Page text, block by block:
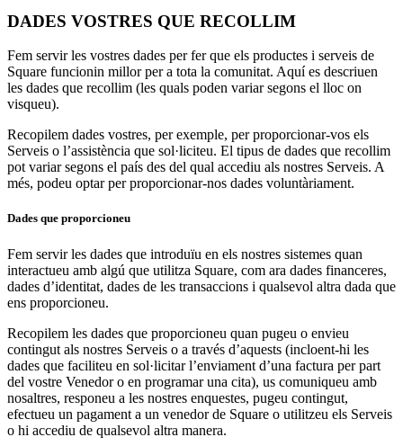
Opinions d'altres negocis
Registre de funcions
Full de ruta
Centre d'ajuda
Comunitat Square
Quant a Square
Descobrir
Cafeteries
Fleca
Restaurants
Bars i cerveseries
Descobrir
Vista general
DADES VOSTRES QUE RECOLLIM
Fem servir les vostres dades per fer que els productes i serveis de
Square funcionin millor per a tota la comunitat. Aquí es descriuen
les dades que recollim (les quals poden variar segons el lloc on
visqueu).
Recopilem dades vostres, per exemple, per proporcionar-vos els
Serveis o l’assistència que sol·liciteu. El tipus de dades que recollim
pot variar segons el país des del qual accediu als nostres Serveis. A
més, podeu optar per proporcionar-nos dades voluntàriament.
Dades que proporcioneu
Fem servir les dades que introduïu en els nostres sistemes quan
interactueu amb algú que utilitza Square, com ara dades financeres,
dades d’identitat, dades de les transaccions i qualsevol altra dada que
ens proporcioneu.
Recopilem les dades que proporcioneu quan pugeu o envieu
contingut als nostres Serveis o a través d’aquests (incloent-hi les
dades que faciliteu en sol·licitar l’enviament d’una factura per part
del vostre Venedor o en programar una cita), us comuniqueu amb
nosaltres, responeu a les nostres enquestes, pugeu contingut,
efectueu un pagament a un venedor de Square o utilitzeu els Serveis
o hi accediu de qualsevol altra manera.